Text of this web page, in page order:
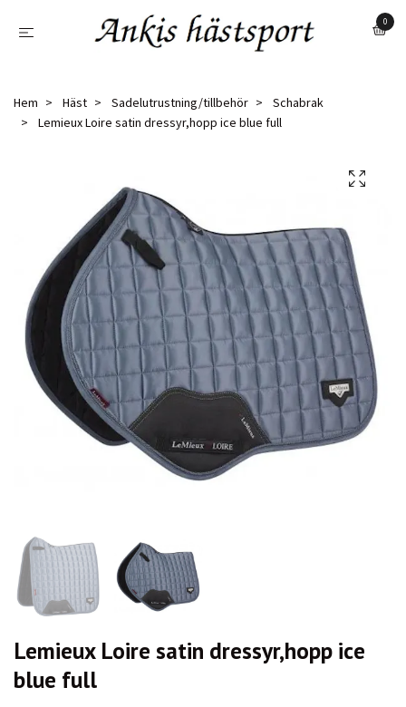
0
Hem Häst Sadelutrustning/tillbehör
Schabrak
Lemieux Loire satin dressyr,hopp ice blue full
Lemieux Loire satin dressyr,hopp ice
blue full